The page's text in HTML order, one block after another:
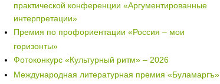
практической конференции «Аргументированные
интерпретации»
Премия по профориентации «Россия – мои
горизонты»
Фотоконкурс «Культурный ритм» – 2026
Международная литературная премия «Буламаргъ»